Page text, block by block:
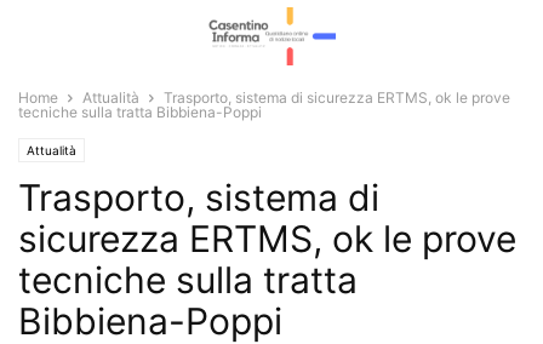
Home Attualità
Trasporto, sistema di sicurezza ERTMS, ok le prove
tecniche sulla tratta Bibbiena-Poppi
Attualità
Trasporto, sistema di
sicurezza ERTMS, ok le prove
tecniche sulla tratta
Bibbiena-Poppi